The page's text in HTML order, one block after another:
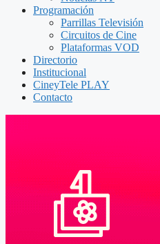
Programación
Parrillas Televisión
Circuitos de Cine
Plataformas VOD
Directorio
Institucional
CineyTele PLAY
Contacto